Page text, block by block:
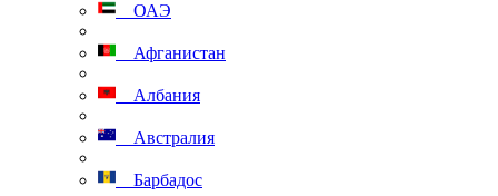
ОАЭ
Афганистан
Албания
Австралия
Барбадос